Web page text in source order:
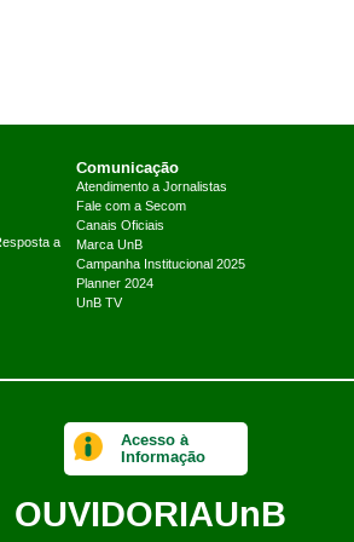
a
Comunicação
Atendimento a Jornalistas
Fale com a Secom
Canais Oficiais
Marca UnB
Campanha Institucional 2025
Planner 2024
UnB TV
Acesso à
Informação
OUVIDORIAUnB